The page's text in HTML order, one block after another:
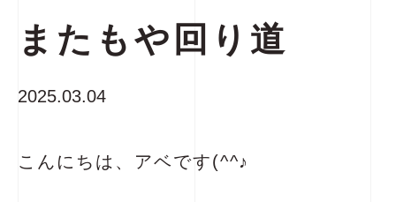
またもや回り道
2025.03.04
こんにちは、アベです(^^♪